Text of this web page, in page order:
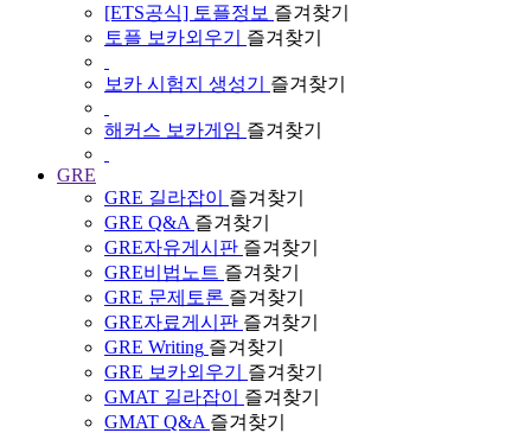
[ETS공식] 토플정보 즐겨찾기
토플 보카외우기
즐겨찾기
보카 시험지 생성기 즐겨찾기
해커스 보카게임 즐겨찾기
GRE
GRE 길라잡이
즐겨찾기
GRE Q&A 즐겨찾기
GRE자유게시판 즐겨찾기
GRE비법노트 즐겨찾기
GRE 문제토론 즐겨찾기
GRE자료게시판 즐겨찾기
GRE Writing 즐겨찾기
GRE 보카외우기
즐겨찾기
GMAT 길라잡이
즐겨찾기
GMAT Q&A 즐겨찾기